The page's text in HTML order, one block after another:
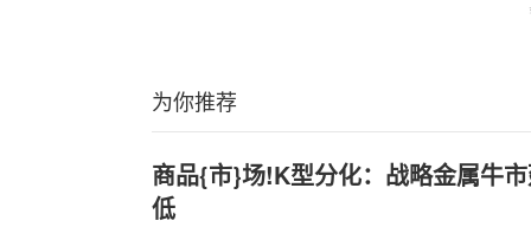
为你推荐
商品{市}场!K型分化：战略金属牛
低